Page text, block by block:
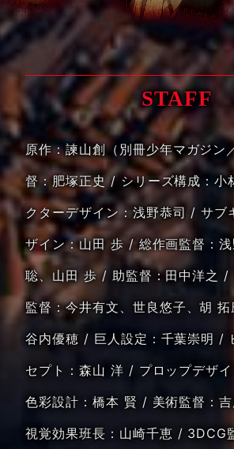
STAFF
原作：諫山創（別冊少年マガジン
督：肥塚正史 / シリーズ構成：小
クターデザイン：浅野恭司 / サブ
ザイン：山田 歩 / 総作画監督：
聡、山田 歩
助監督：田中洋之 /
監督：今井有文、世良悠子、胡
谷内優穂 / 巨人設定：千葉崇明
セプト：森山 洋 / プロップデザ
色彩設計：橋本 賢 / 美術監督：
視覚効果班長：山崎千恵
3DCG